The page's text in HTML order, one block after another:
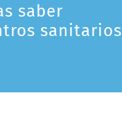
saber
sanitarios